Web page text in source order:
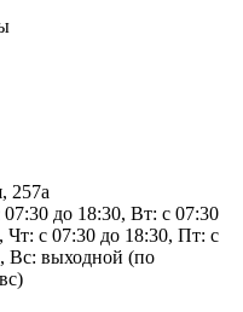
257а
до 18:30, Вт: с 07:30
Чт: с 07:30 до 18:30, Пт: с
Вс: выходной (по